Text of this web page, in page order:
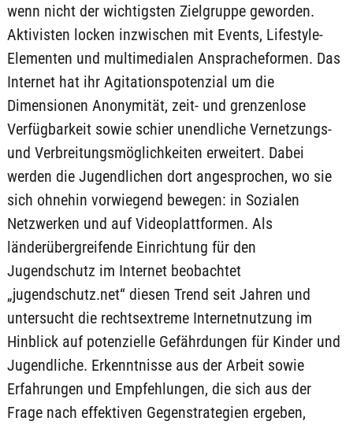
wenn nicht der wichtigsten Zielgruppe geworden.
Aktivisten locken inzwischen mit Events, Lifestyle-
Elementen und multimedialen Anspracheformen. Das
Internet hat ihr Agitationspotenzial um die
Dimensionen Anonymität, zeit- und grenzenlose
Verfügbarkeit sowie schier unendliche Vernetzungs-
und Verbreitungsmöglichkeiten erweitert. Dabei
werden die Jugendlichen dort angesprochen, wo sie
sich ohnehin vorwiegend bewegen: in Sozialen
Netzwerken und auf Videoplattformen. Als
länderübergreifende Einrichtung für den
Jugendschutz im Internet beobachtet
„jugendschutz.net“ diesen Trend seit Jahren und
untersucht die rechtsextreme Internetnutzung im
Hinblick auf potenzielle Gefährdungen für Kinder und
Jugendliche. Erkenntnisse aus der Arbeit sowie
Erfahrungen und Empfehlungen, die sich aus der
Frage nach effektiven Gegenstrategien ergeben,